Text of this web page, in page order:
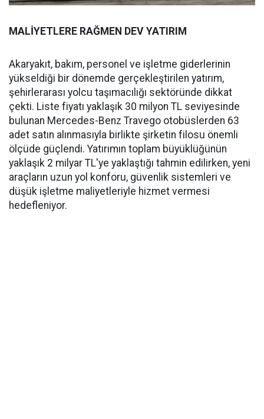
MALİYETLERE RAĞMEN DEV YATIRIM
Akaryakıt, bakım, personel ve işletme giderlerinin
yükseldiği bir dönemde gerçekleştirilen yatırım,
şehirlerarası yolcu taşımacılığı sektöründe dikkat
çekti. Liste fiyatı yaklaşık 30 milyon TL seviyesinde
bulunan Mercedes-Benz Travego otobüslerden 63
adet satın alınmasıyla birlikte şirketin filosu önemli
ölçüde güçlendi. Yatırımın toplam büyüklüğünün
yaklaşık 2 milyar TL'ye yaklaştığı tahmin edilirken, yeni
araçların uzun yol konforu, güvenlik sistemleri ve
düşük işletme maliyetleriyle hizmet vermesi
hedefleniyor.